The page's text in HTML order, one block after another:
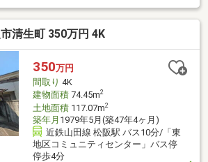
清生町 350万円 4K
350万円
間取り 4K
建物面積74.45m2
土地面積117.07m2
築年月 1979年5月(築47年4ヶ月)
近鉄山田線 松阪駅 バス10分/「東
地区コミュニティセンター」バス停
停歩4分